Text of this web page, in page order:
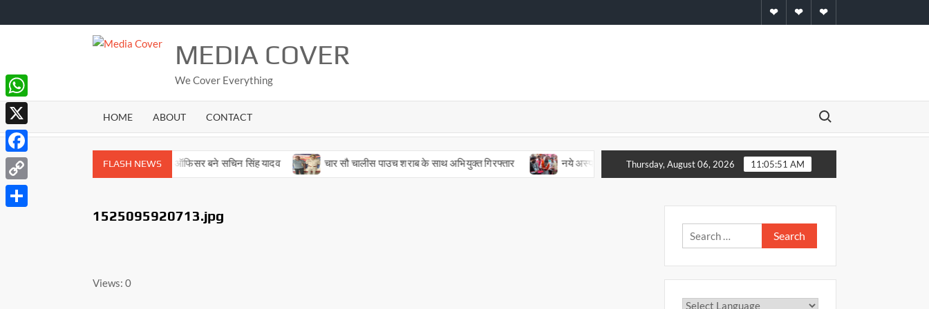
to
HomeAboutContact
MEDIA COVER
We Cover Everything
HOME ABOUT CONTACT
Search for:
FLASH NEWS
2026 एनसीसी में सेकेंड ऑफिसर बने सचिन सिंह यादव चार सौ चालीस पाउच शराब के साथ अभियुक्त गिरफ्तार नये अस्पताल एवं सर्जिकल सेंटर का भव्य उद्घाटन पंचांग व राशिफल – 04 अगस्त 2026
Thursday, August 06, 2026 11:05:51 AM
1525095920713.jpg
Views: 0
Search
for:
WhatsApp
X
Facebook
Copy